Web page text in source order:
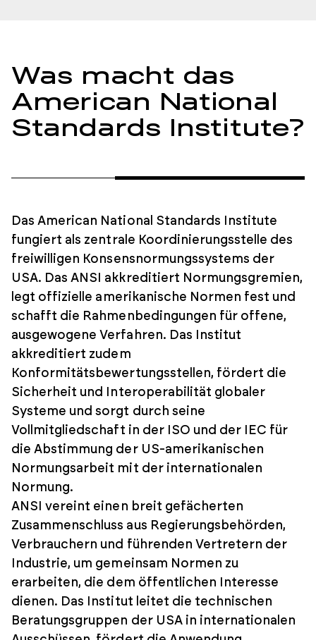
Was macht das
American National
Standards Institute?
Das American National Standards Institute
fungiert als zentrale Koordinierungsstelle des
freiwilligen Konsensnormungssystems der
USA. Das ANSI akkreditiert Normungsgremien,
legt offizielle amerikanische Normen fest und
schafft die Rahmenbedingungen für offene,
ausgewogene Verfahren. Das Institut
akkreditiert zudem
Konformitätsbewertungsstellen, fördert die
Sicherheit und Interoperabilität globaler
Systeme und sorgt durch seine
Vollmitgliedschaft in der ISO und der IEC für
die Abstimmung der US-amerikanischen
Normungsarbeit mit der internationalen
Normung.
ANSI vereint einen breit gefächerten
Zusammenschluss aus Regierungsbehörden,
Verbrauchern und führenden Vertretern der
Industrie, um gemeinsam Normen zu
erarbeiten, die dem öffentlichen Interesse
dienen. Das Institut leitet die technischen
Beratungsgruppen der USA in internationalen